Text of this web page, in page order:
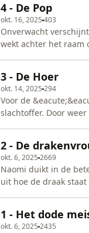
die, ondanks stigma
4 - De Pop
okt. 16, 2025 403
Onverwacht
wekt achter het raam
van het hologra
3 - De Hoer
okt. 14, 2025 294
Voor de
slachtoffer. Door
die in de peeskamer
2 - De
okt. 6, 2025 2669
Naomi duikt in de
uit hoe de draak
kamer 38 nu
1 - Het dode
okt. 6, 2025 2435